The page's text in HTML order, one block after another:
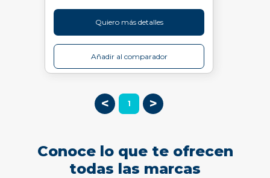
Quiero más detalles
Añadir al comparador
< 1 >
Conoce lo que te ofrecen
todas las marcas